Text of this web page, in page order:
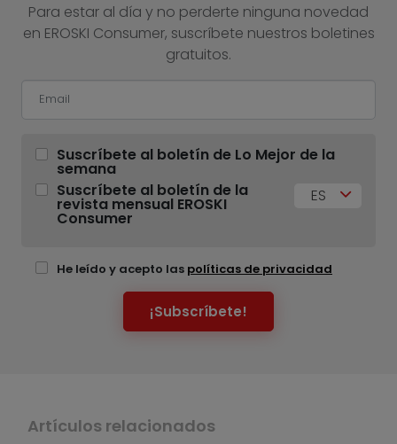
Para estar al día y no perderte ninguna novedad
en EROSKI Consumer, suscríbete nuestros boletines
gratuitos.
Suscríbete al boletín de Lo Mejor de la
semana
Suscríbete al boletín de la
revista mensual EROSKI
Consumer
ES
He leído y acepto las políticas de privacidad
¡Subscríbete!
Artículos relacionados